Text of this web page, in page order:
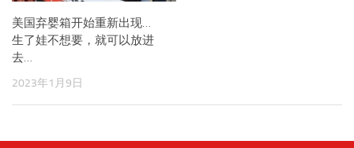
美国弃婴箱开始重新出现…
生了娃不想要，就可以放进
去…
2023年1月9日